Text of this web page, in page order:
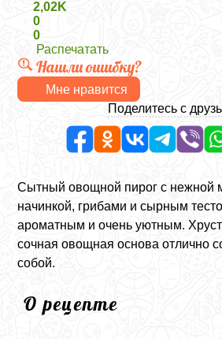
2,02K
0
0
Распечатать
Нашли ошибку?
Мне нравится
Поделитесь с
Сытный овощной пирог с нежной
начинкой, грибами и сырным
ароматным и очень уютным.
сочная овощная основа отлично
собой.
О рецепте